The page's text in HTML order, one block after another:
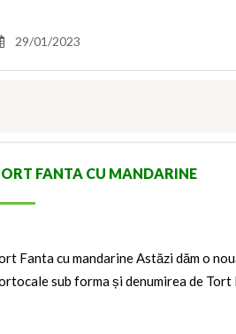
29/01/2023
FANTA CU MANDARINE
Fanta cu mandarine Astăzi dăm o
sub forma și denumirea de